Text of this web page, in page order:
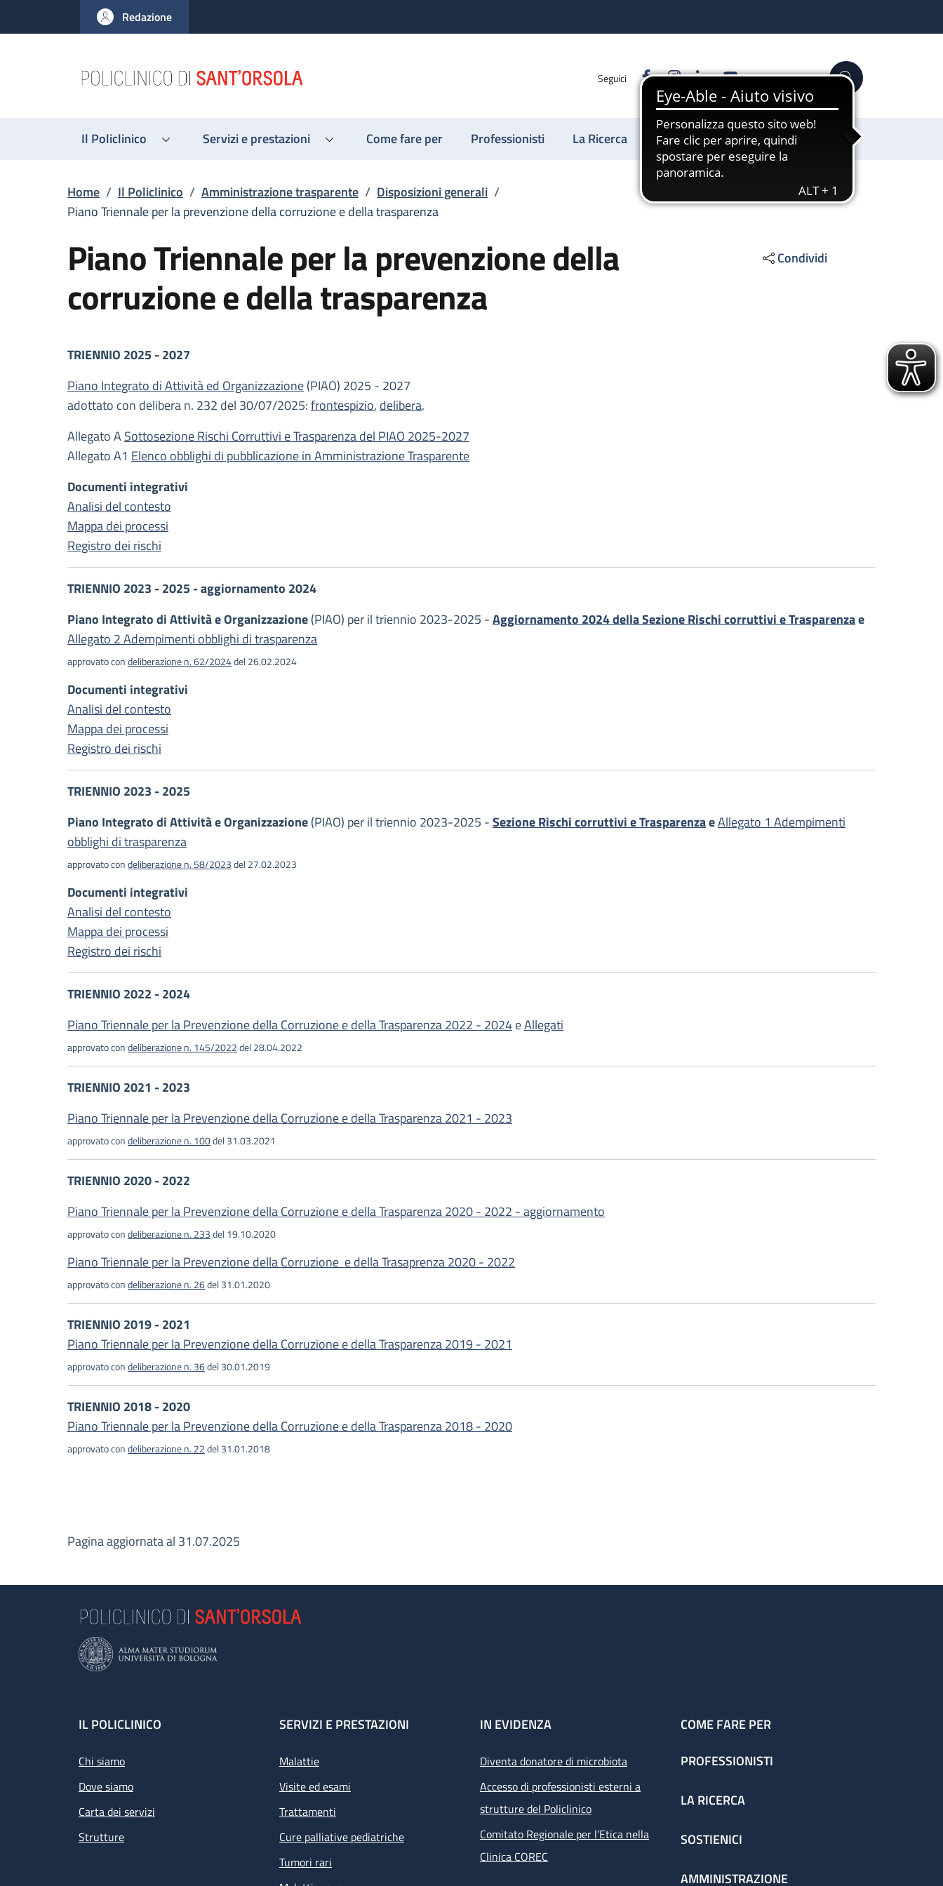
al contenuto principale
to footer content
Redazione
Seguici FacebookInstagram
LinkedinYouTube Cerca
Il Policlinico Servizi e prestazioni Come fare per Professionisti La Ricerca Sostienici
Briciole di pane
Home / Il Policlinico / Amministrazione trasparente / Disposizioni generali /
Piano Triennale per la prevenzione della corruzione e della trasparenza
Piano Triennale per la prevenzione della
corruzione e della trasparenza
Condividi
Descrizione
TRIENNIO 2025 - 2027
Piano Integrato di Attività ed Organizzazione(PIAO) 2025 - 2027
adottato con delibera n. 232 del 30/07/2025:frontespizio, delibera.
Allegato ASottosezione Rischi Corruttivi e Trasparenza del PIAO 2025-2027
Allegato A1 Elenco obblighi di pubblicazione in Amministrazione Trasparente
Documenti integrativi
Analisi del contesto
Mappa dei processi
Registro dei rischi
TRIENNIO 2023 - 2025 - aggiornamento 2024
Piano Integrato di Attività e Organizzazione(PIAO) per il triennio 2023-2025 -Aggiornamento 2024 della Sezione Rischi corruttivi e Trasparenzae
Allegato 2 Adempimenti obblighi di trasparenza
approvato con deliberazione n. 62/2024del 26.02.2024
Documenti integrativi
Analisi del contesto
Mappa dei processi
Registro dei rischi
TRIENNIO 2023 - 2025
Piano Integrato di Attività e Organizzazione(PIAO) per il triennio 2023-2025 -Sezione Rischi corruttivi e TrasparenzaeAllegato 1 Adempimenti
obblighi di trasparenza
approvato con deliberazione n. 58/2023 del 27.02.2023
Documenti integrativi
Analisi del contesto
Mappa dei processi
Registro dei rischi
TRIENNIO 2022 - 2024
Piano Triennale per la Prevenzione della Corruzione e della Trasparenza 2022 - 2024eAllegati
approvato con deliberazione n. 145/2022 del 28.04.2022
TRIENNIO 2021 - 2023
Piano Triennale per la Prevenzione della Corruzione e della Trasparenza 2021 - 2023
approvato con deliberazione n. 100del 31.03.2021
TRIENNIO 2020 - 2022
Piano Triennale per la Prevenzione della Corruzione e della Trasparenza 2020 - 2022 - aggiornamento
approvato con deliberazione n. 233 del 19.10.2020
Piano Triennale per la Prevenzione della Corruzione e della Trasaprenza 2020 - 2022
approvato con deliberazione n. 26del 31.01.2020
TRIENNIO 2019 - 2021
Piano Triennale per la Prevenzione della Corruzione e della Trasparenza 2019 - 2021
approvato con deliberazione n. 36del 30.01.2019
TRIENNIO 2018 - 2020
Piano Triennale per la Prevenzione della Corruzione e della Trasparenza 2018 - 2020
approvato con deliberazione n. 22 del 31.01.2018
Pagina aggiornata al 31.07.2025
Footer
IL POLICLINICO
Chi siamo
Dove siamo
Carta dei servizi
Strutture
SERVIZI E PRESTAZIONI
Malattie
Visite ed esami
Trattamenti
Cure palliative pediatriche
Tumori rari
IN EVIDENZA
Diventa donatore di microbiota
Accesso di professionisti esterni a
strutture del Policlinico
Comitato Regionale per l’Etica nella
Clinica COREC
COME FARE PER
PROFESSIONISTI
LA RICERCA
SOSTIENICI
AMMINISTRAZIONE